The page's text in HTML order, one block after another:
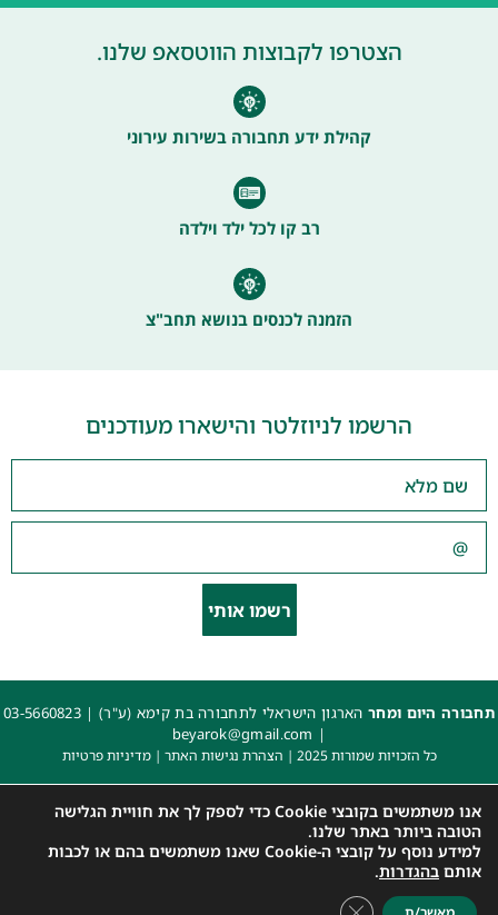
הצטרפו לקבוצות הווטסאפ שלנו.
קהילת ידע תחבורה בשירות עירוני
רב קו לכל ילד וילדה
הזמנה לכנסים בנושא תחב"צ
הרשמו לניוזלטר והישארו מעודכנים
רשמו אותי
תחבורה היום ומחרהארגון הישראלי לתחבורה בת קימא (ע"ר) | 03-5660823
|
beyarok@gmail.com
כל הזכויות שמורות 2025 | הצהרת נגישות האתר |מדיניות פרטיות
אנו משתמשים בקובצי Cookie כדי לספק לך את חוויית הגלישה
הטובה ביותר באתר שלנו.
למידע נוסף על קובצי ה-Cookie שאנו משתמשים בהם או לכבות
אותם בהגדרות.
Close GDPR Cookie Banner